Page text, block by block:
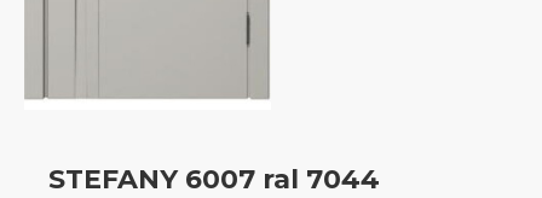
STEFANY 6007 ral 7044